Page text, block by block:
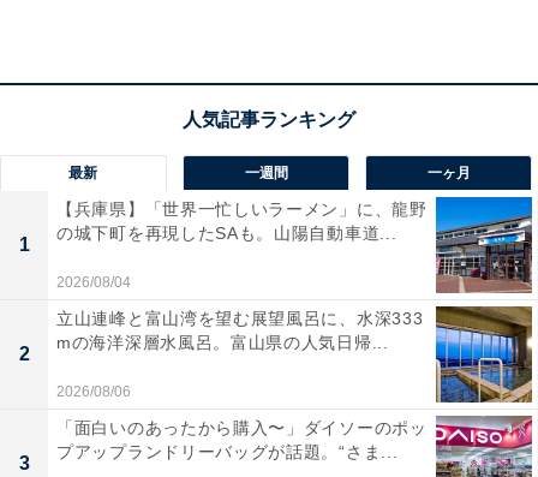
業当時から変わらぬ人気を誇っています。
最新 一週間 一ヶ月
1
【兵庫県】「世界一忙しいラーメン」に、龍野
の城下町を再現したSAも。山陽自動車道...
2026/08/04
2
立山連峰と富山湾を望む展望風呂に、水深333
mの海洋深層水風呂。富山県の人気日帰...
2026/08/06
3
「面白いのあったから購入〜」ダイソーのポッ
プアップランドリーバッグが話題。“さま...